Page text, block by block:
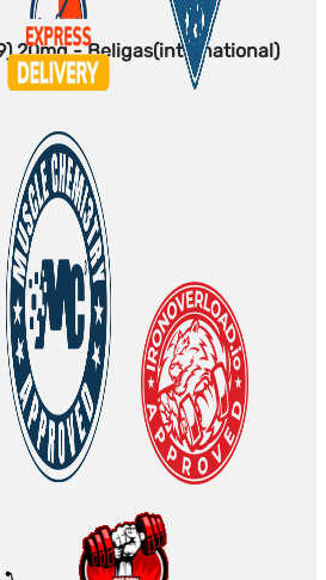
20mg - Beligas(international)